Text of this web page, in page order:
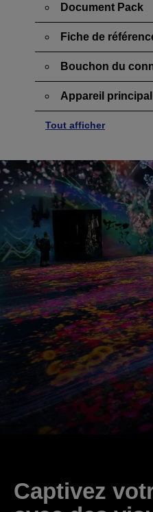
Document Pack
Fiche de
Bouchon du
Appareil principal
Tout afficher
Captivez